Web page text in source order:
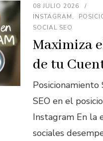
08 JULIO 2026
INSTAGRAM
SOCIAL SEO
Maximiza
de tu
SEO en el
Instagram En la
sociales